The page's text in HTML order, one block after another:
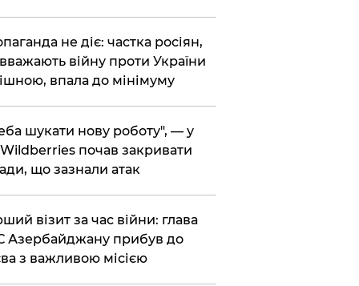
не діє: частка росіян,
війну проти України
впала до мінімуму
шукати нову роботу", — у
почав закривати
що зазнали атак
візит за час війни: глава
Азербайджану прибув до
з важливою місією